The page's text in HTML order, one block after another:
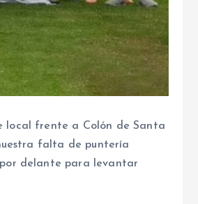
local frente a Colón de Santa
falta de puntería
delante para levantar